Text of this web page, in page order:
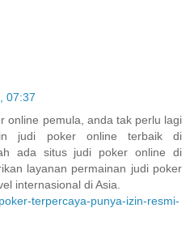
07:37
online pemula, anda tak perlu lagi
judi poker online terbaik di
ada situs judi poker online di
layanan permainan judi poker
internasional di Asia.
terpercaya-punya-izin-resmi-